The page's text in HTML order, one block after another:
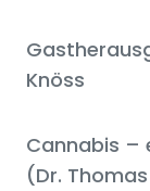
Knöss
Cannabis –
(Dr.